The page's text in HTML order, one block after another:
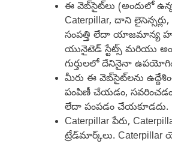
ఈ వెబ్‌సైట్‌లు (అందులో
Caterpillar, దాని
సంపత్తి లేదా యాజమాన్య
యునైటెడ్ స్టేట్స్ మరియు
గుర్తులలో దేనినైనా
మీరు ఈ వెబ్‌సైట్‌లను
పంపిణీ చేయడం,
లేదా పంపడం చేయకూడదు.
Caterpillar పేరు,
ట్రేడ్‌మార్క్‌లు. Caterpillar